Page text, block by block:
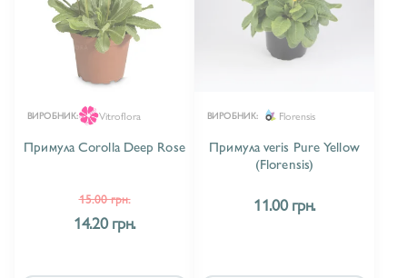
ВИРОБНИК: Vitroflora
Примула Corolla Deep Rose
15.00 грн.
14.20 грн.
ВИРОБНИК: Florensis
Примула veris Pure Yellow
(Florensis)
11.00 грн.